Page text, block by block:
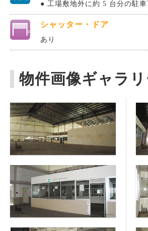
● 工場敷地外に約 5 台分の駐車
シャッター・ドア
あり
物件画像ギャラ